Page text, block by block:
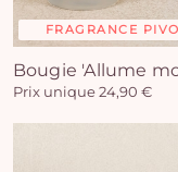
FRAGRANCE
Bougie 'Allume
Prix unique 24,90 €